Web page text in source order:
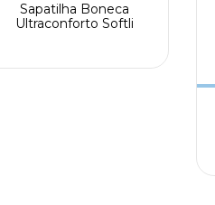
Sapatilha Boneca
Ultraconforto Softli